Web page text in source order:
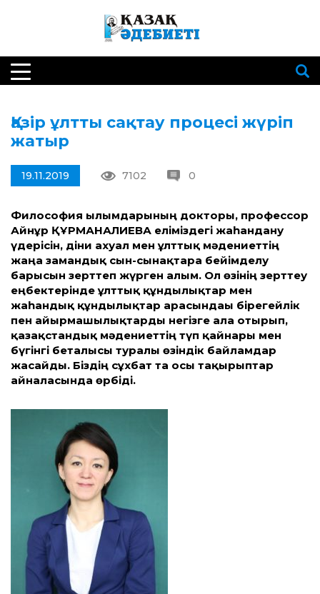
Қазір ұлтты сақтау процесі жүріп
жатыр
19.11.2019 7102 0
Философия ғылымдарының докторы, профессор
Айнұр ҚҰРМАНАЛИЕВА еліміздегі жаһандану
үдерісін, діни ахуал мен ұлттық мәдениеттің
жаңа замандық сын-сынақтарға бейімделу
барысын зерттеп жүрген ғалым. Ол өзінің зерттеу
еңбектерінде ұлттық құндылықтар мен
жаһандық құндылықтар арасындағы бірегейлік
пен айырмашылық­тарды негізге ала отырып,
қазақстандық мәдениеттің түп қайнары мен
бүгінгі беталысы туралы өзіндік байламдар
жасайды. Біздің сұхбат та осы тақырыптар
айналасында өрбіді.